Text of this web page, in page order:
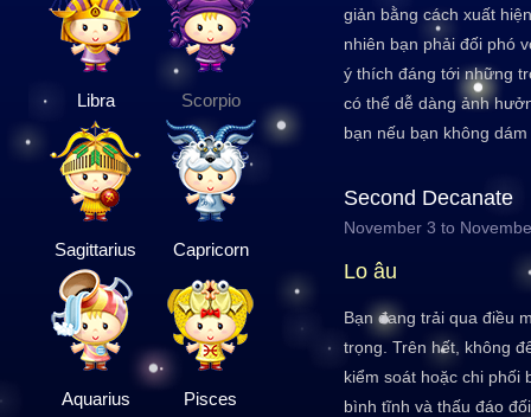
Libra Scorpio
Sagittarius Capricorn
Aquarius Pisces
giản bằng cách xuất
nhiên bạn phải đối phó
ý thích đáng tới những
có thể dễ dàng ảnh
bạn nếu bạn không
Second Decanate
November 3 to
Lo âu
Bạn đang trải qua điều
trọng. Trên hết, không
kiểm soát hoặc chi phối
bình tĩnh và thấu đáo